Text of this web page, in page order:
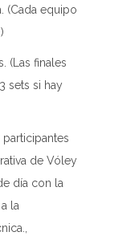
(Cada equipo
(Las finales
sets si hay
participantes
de Vóley
día con la
la